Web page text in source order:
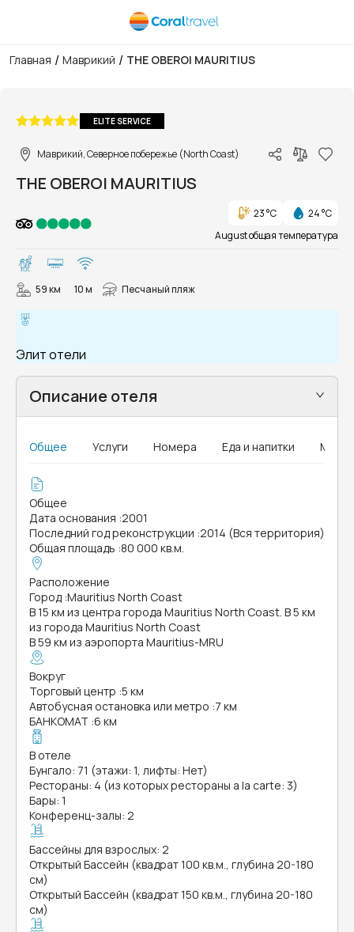
Главная / Маврикий / THE OBEROI MAURITIUS
ELITE SERVICE
Маврикий, Северное побережье (North Coast)
THE OBEROI MAURITIUS
23 °C
24 °C
August общая температура
59 км 10 м Песчаный пляж
Элит отели
Описание отеля
Общее Услуги Номера Еда и напитки MICE
Общее
Дата основания :2001
Последний год реконструкции :2014 (Вся территория)
Общая площадь :80 000 кв.м.
Расположение
Город :Mauritius North Coast
В 15 км из центра города Mauritius North Coast. В 5 км
из города Mauritius North Coast
В 59 км из аэропорта Mauritius-MRU
Вокруг
Торговый центр :5 км
Автобусная остановка или метро :7 км
БАНКОМАТ :6 км
В отеле
Бунгало: 71 (этажи: 1, лифты: Нет)
Рестораны: 4 (из которых рестораны a la carte: 3)
Бары: 1
Конференц-залы: 2
Бассейны для взрослых: 2
Открытый Бассейн (квадрат 100 кв.м., глубина 20-180
см)
Открытый Бассейн (квадрат 150 кв.м., глубина 20-180
см)